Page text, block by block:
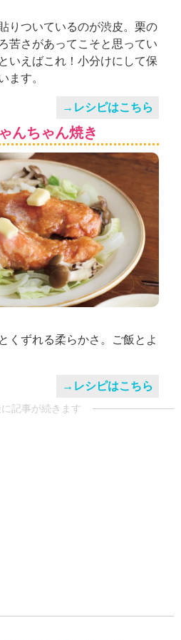
の
料
理
」
りついているのが渋皮。栗の
苦さがあってこそと思ってい
いえばこれ！小分けにして保
ます。
→レシピはこちら
んちゃん焼き
くずれる柔らかさ。ご飯とよ
→レシピはこちら
記事が続きます